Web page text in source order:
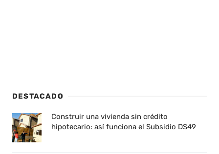
DESTACADO
Construir una vivienda sin crédito
hipotecario: así funciona el Subsidio DS49